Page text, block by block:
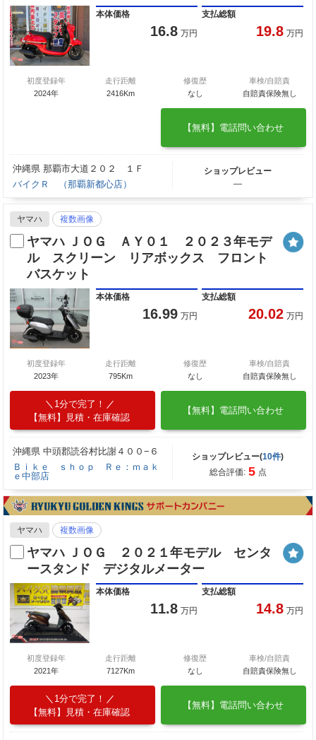
本体価格
16.8 万円
支払総額
19.8 万円
初度登録年
2024年
走行距離
2416Km
修復歴
なし
車検/自賠責
自賠責保険無し
【無料】電話問い合わせ
沖縄県 那覇市大道２０２ １Ｆ
バイクＲ （那覇新都心店）
ショップレビュー
―
ヤマハ 複数画像
ヤマハ ＪＯＧ ＡＹ０１ ２０２３年モデ
ル スクリーン リアボックス フロント
バスケット
本体価格
16.99 万円
支払総額
20.02 万円
初度登録年
2023年
走行距離
795Km
修復歴
なし
車検/自賠責
自賠責保険無し
1分で完了！
【無料】見積・在庫確認
【無料】電話問い合わせ
沖縄県 中頭郡読谷村比謝４００−６
Ｂｉｋｅ ｓｈｏｐ Ｒｅ：ｍａｋ
ｅ中部店
ショップレビュー(10件)
総合評価: 5 点
ヤマハ 複数画像
ヤマハ ＪＯＧ ２０２１年モデル センタ
ースタンド デジタルメーター
本体価格
11.8 万円
支払総額
14.8 万円
初度登録年
2021年
走行距離
7127Km
修復歴
なし
車検/自賠責
自賠責保険無し
1分で完了！
【無料】見積・在庫確認
【無料】電話問い合わせ